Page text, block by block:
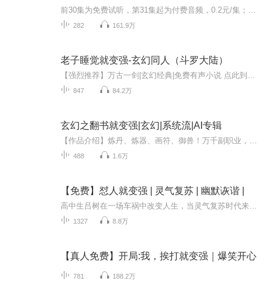
282 161.9万
老子睡觉就变强-玄幻同人（斗罗大陆）
847 84.2万
玄幻之翻书就变强|玄幻|系统流|AI专辑
488 1.6万
【免费】怼人就变强 | 灵气复苏 | 幽默诙谐 |
1327 8.8万
【真人免费】开局:我，挨打就变强｜爆笑开心
781 188.2万